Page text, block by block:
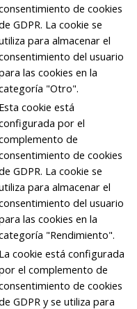
de cookies
GDPR. La cookie se
para almacenar el
del usuario
las cookies en la
"Otro".
Esta cookie está
por el
de
de cookies
GDPR. La cookie se
para almacenar el
del usuario
las cookies en la
"Rendimiento".
La cookie está configurada
el complemento de
de cookies
GDPR y se utiliza para